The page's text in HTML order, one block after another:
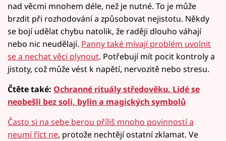
nad věcmi mnohem déle, než je nutné. To je může
brzdit při rozhodování a způsobovat nejistotu. Někdy
se bojí udělat chybu natolik, že raději dlouho váhají
nebo nic neudělají. Panny také mívají problém uvolnit
se a nechat věci plynout. Potřebují mít pocit kontroly a
jistoty, což může vést k napětí, nervozitě nebo stresu.
Čtěte také: Ochranné rituály středověku. Lidé se
neobešli bez soli, bylin a magických symbolů
Často si na sebe berou příliš mnoho povinností a
neumí říct ne, protože nechtějí ostatní zklamat. Ve